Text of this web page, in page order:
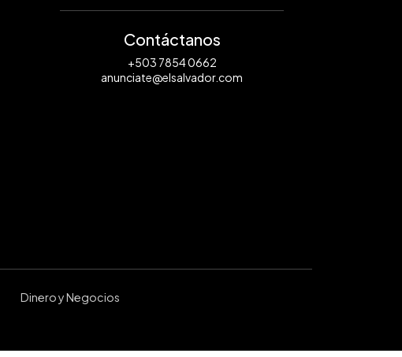
Contáctanos
+503 7854 0662
anunciate@elsalvador.com
Dinero y Negocios